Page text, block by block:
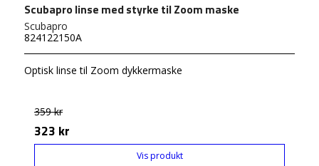
Scubapro linse med styrke til Zoom maske
Scubapro
824122150A
Optisk linse til Zoom dykkermaske
359 kr
323 kr
Vis produkt